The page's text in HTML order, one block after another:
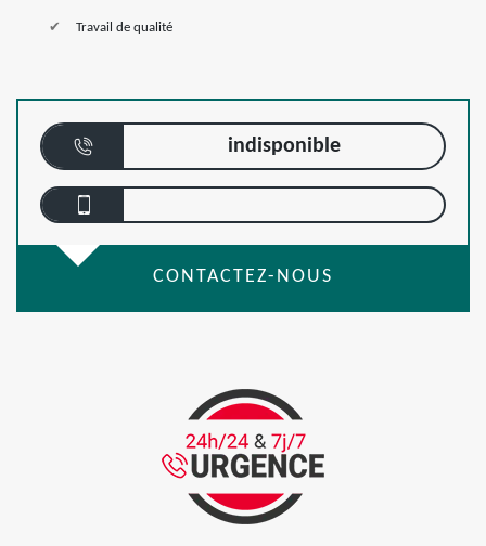
Travail de qualité
indisponible
CONTACTEZ-NOUS